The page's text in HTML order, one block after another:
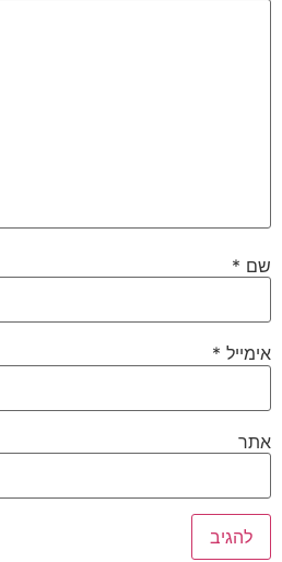
שם *
אימייל *
אתר